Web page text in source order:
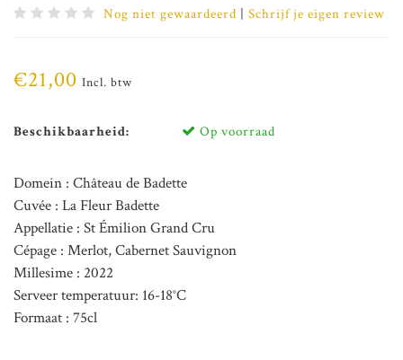
Nog niet gewaardeerd | Schrijf je eigen review
€21,00 Incl. btw
Beschikbaarheid: Op voorraad
Domein : Château de Badette
Cuvée : La Fleur Badette
Appellatie : St Émilion Grand Cru
Cépage : Merlot, Cabernet Sauvignon
Millesime : 2022
Serveer temperatuur: 16-18°C
Formaat : 75cl